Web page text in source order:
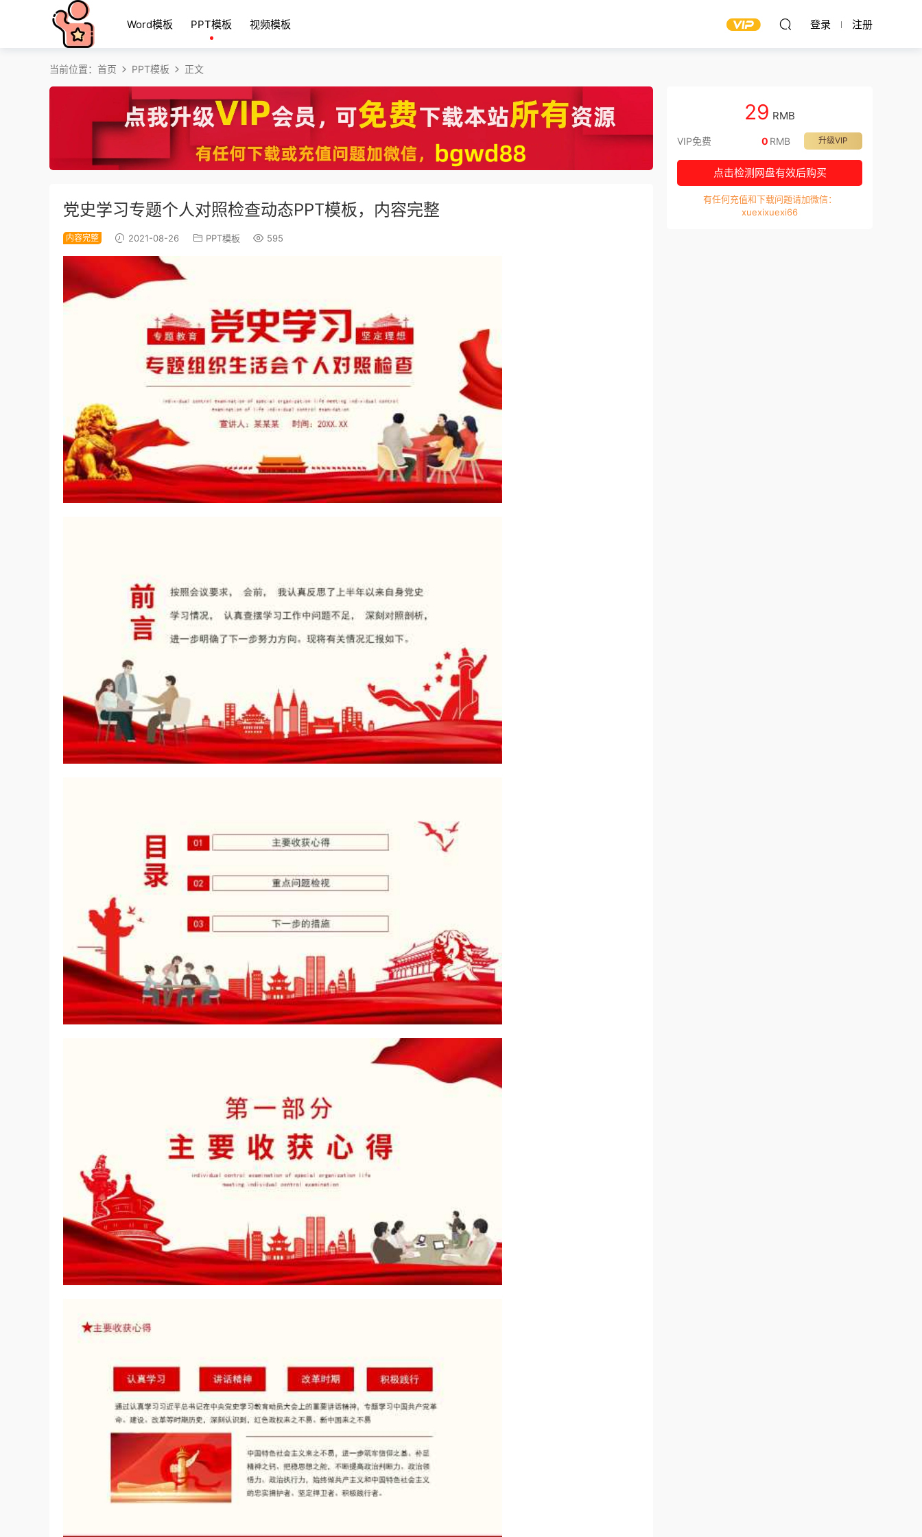
Word模板 PPT模板 视频模板 登录 注册
当前位置： 首页 PPT模板 正文
党史学习专题个人对照检查动态PPT模板，内容完整
内容完整 2021-08-26 PPT模板 595
29 RMB
VIP免费 升级VIP
0 RMB
点击检测网盘有效后购买
有任何充值和下载问题请加微信：
xuexixuexi66